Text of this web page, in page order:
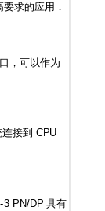
求的应用．
，可以作为
接到 CPU
3 PN/DP 具有